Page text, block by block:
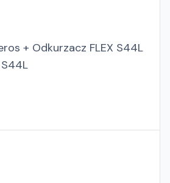
+ Odkurzacz FLEX S44L